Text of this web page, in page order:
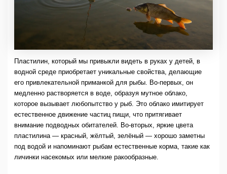
Пластилин, который мы привыкли видеть в руках у детей, в
водной среде приобретает уникальные свойства, делающие
его привлекательной приманкой для рыбы. Во-первых, он
медленно растворяется в воде, образуя мутное облако,
которое вызывает любопытство у рыб. Это облако имитирует
естественное движение частиц пищи, что притягивает
внимание подводных обитателей. Во-вторых, яркие цвета
пластилина — красный, жёлтый, зелёный — хорошо заметны
под водой и напоминают рыбам естественные корма, такие как
личинки насекомых или мелкие ракообразные.